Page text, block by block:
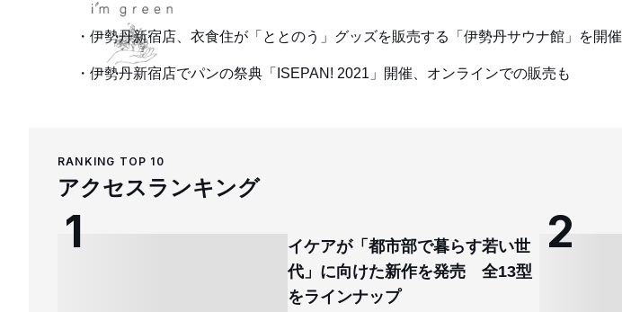
伊勢丹新宿店、衣食住が「ととのう」グッズを販売する「伊勢丹サウナ館」を開催
伊勢丹新宿店でパンの祭典「ISEPAN! 2021」開催、オンラインでの販売も
RANKING TOP 10
アクセスランキング
イケアが「都市部で暮らす若い世
代」に向けた新作を発売 全13型
をラインナップ